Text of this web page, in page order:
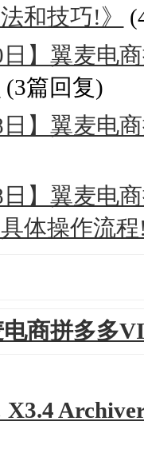
和技巧!》
日】翼麦
(3篇回复)
日】翼麦电
日】翼麦电
体操作流
商拼多多
X3.4